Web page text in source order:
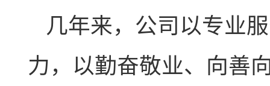
几年来，公司以专业
力，以勤奋敬业、向善